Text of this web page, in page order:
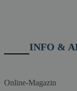
INFO &
Online-Magazin